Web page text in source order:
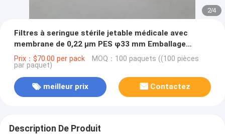
2/4
Filtres à seringue stérile jetable médicale avec
membrane de 0,22 μm PES φ33 mm Emballage
individuel
Prix：$70.00 per pack MOQ：100 paquets ((100 pièces
par paquet)
meilleur prix Contactez
Description De Produit